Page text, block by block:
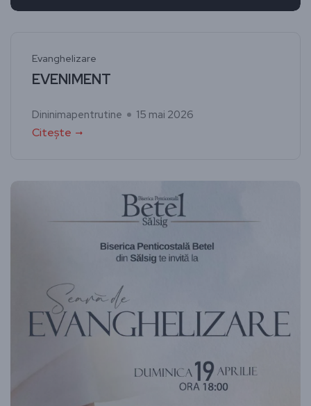
Evanghelizare
EVENIMENT
Dininimapentrutine 15 mai 2026
Citește